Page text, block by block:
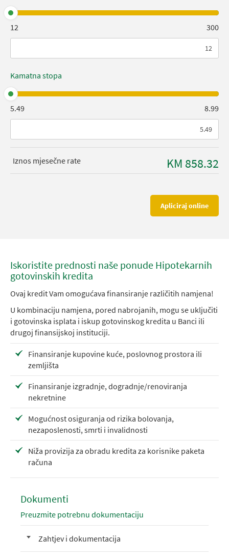
12 300
Kamatna stopa
5.49 8.99
Iznos mjesečne rate KM 858.32
Apliciraj online
Iskoristite prednosti naše ponude Hipotekarnih
gotovinskih kredita
Ovaj kredit Vam omogućava finansiranje različitih namjena!
U kombinaciju namjena, pored nabrojanih, mogu se uključiti
i gotovinska isplata i iskup gotovinskog kredita u Banci ili
drugoj finansijskoj instituciji.
Finansiranje kupovine kuće, poslovnog prostora ili
zemljišta
Finansiranje izgradnje, dogradnje/renoviranja
nekretnine
Mogućnost osiguranja od rizika bolovanja,
nezaposlenosti, smrti i invalidnosti
Niža provizija za obradu kredita za korisnike paketa
računa
Dokumenti
Preuzmite potrebnu dokumentaciju
Zahtjev i dokumentacija